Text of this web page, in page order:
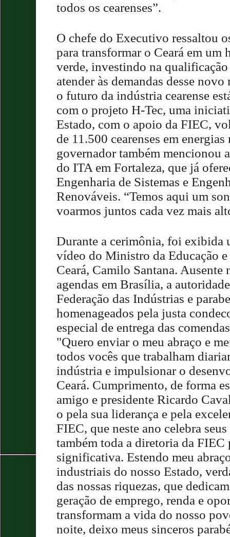
todos os cearenses”.
O chefe do Executivo ressaltou
para transformar o Ceará em um
verde, investindo na qualificação
atender às demandas desse
o futuro da indústria cearense
com o projeto H-Tec, uma
Estado, com o apoio da FIEC,
de 11.500 cearenses em
governador também mencionou
do ITA em Fortaleza, que já
Engenharia de Sistemas e
Renováveis. “Temos aqui um
voarmos juntos cada vez mais
Durante a cerimônia, foi exibida
vídeo do Ministro da Educação
Ceará, Camilo Santana. Ausente
agendas em Brasília, a
Federação das Indústrias e
homenageados pela justa
especial de entrega das
"Quero enviar o meu abraço e
todos vocês que trabalham
indústria e impulsionar o
Ceará. Cumprimento, de forma
amigo e presidente Ricardo
o pela sua liderança e pela
FIEC, que neste ano celebra
também toda a diretoria da FIEC
significativa. Estendo meu
industriais do nosso Estado,
das nossas riquezas, que
geração de emprego, renda e
transformam a vida do nosso
noite, deixo meus sinceros